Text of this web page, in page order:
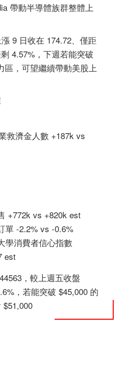
帶動半導體族群整體上
9 日收在 174.72、僅距
4.57%，下週若能突破
區，可望繼續帶動美股上
救濟金人數 +187k vs
+772k vs +820k est
單 -2.2% vs -0.6%
學消費者信心指數
est
，較上週五收盤
，若能突破 $45,000 的
$51,000